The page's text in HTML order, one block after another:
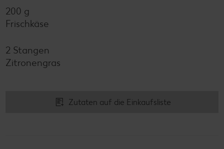
200 g
Frischkäse
2 Stangen
Zitronengras
Zutaten auf die Einkaufsliste